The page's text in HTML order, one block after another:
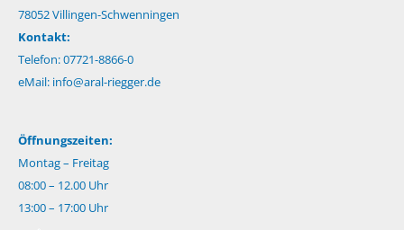
78052 Villingen-Schwenningen
Kontakt:
Telefon: 07721-8866-0
eMail: info@aral-riegger.de
Öffnungszeiten:
Montag – Freitag
08:00 – 12.00 Uhr
13:00 – 17:00 Uhr